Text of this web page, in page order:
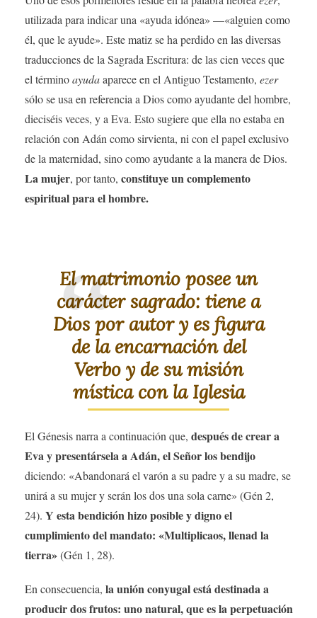
utilizada para indicar una «ayuda idónea» —«alguien como
él, que le ayude». Este matiz se ha perdido en las diversas
traducciones de la Sagrada Escritura: de las cien veces que
el términoayudaaparece en el Antiguo Testamento, ezer
sólo se usa en referencia a Dios como ayudante del hombre,
dieciséis veces, y a Eva. Esto sugiere que ella no estaba en
relación con Adán como sirvienta, ni con el papel exclusivo
de la maternidad, sino como ayudante a la manera de Dios.
La mujer, por tanto, constituye un complemento
espiritual para el hombre.
El matrimonio posee un
carácter sagrado: tiene a
Dios por autor y es figura
de la encarnación del
Verbo y de su misión
mística con la Iglesia
El Génesis narra a continuación que, después de crear a
Eva y presentársela a Adán, el Señor los bendijo
diciendo: «Abandonará el varón a su padre y a su madre, se
unirá a su mujer y serán los dos una sola carne» (Gén 2,
24). Y esta bendición hizo posible y digno el
cumplimiento del mandato: «Multiplicaos, llenad la
tierra»(Gén 1, 28).
En consecuencia, la unión conyugal está destinada a
producir dos frutos: uno natural, que es la perpetuación